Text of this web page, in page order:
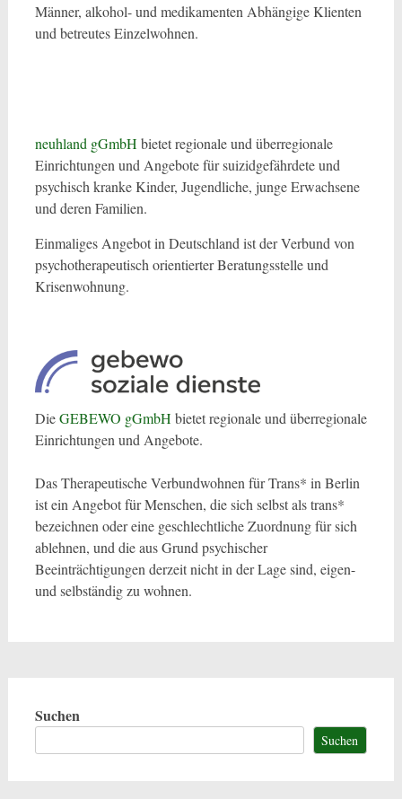
Männer, alkohol- und medikamenten Abhängige Klienten
und betreutes Einzelwohnen.
neuhland gGmbH bietet regionale und überregionale
Einrichtungen und Angebote für suizidgefährdete und
psychisch kranke Kinder, Jugendliche, junge Erwachsene
und deren Familien.
Einmaliges Angebot in Deutschland ist der Verbund von
psychotherapeutisch orientierter Beratungsstelle und
Krisenwohnung.
DieGEBEWO gGmbH bietet regionale und überregionale
Einrichtungen und Angebote.
Das Therapeutische Verbundwohnen für Trans* in Berlin
ist ein Angebot für Menschen, die sich selbst als trans*
bezeichnen oder eine geschlechtliche Zuordnung für sich
ablehnen, und die aus Grund psychischer
Beeinträchtigungen derzeit nicht in der Lage sind, eigen-
und selbständig zu wohnen.
Suchen
Suchen